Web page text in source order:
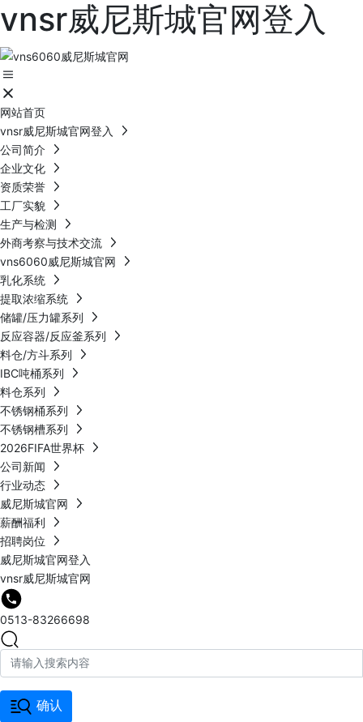
vnsr威尼斯城官网登入
网站首页
vnsr威尼斯城官网登入
公司简介
企业文化
资质荣誉
工厂实貌
生产与检测
外商考察与技术交流
vns6060威尼斯城官网
乳化系统
提取浓缩系统
储罐/压力罐系列
反应容器/反应釜系列
料仓/方斗系列
IBC吨桶系列
料仓系列
不锈钢桶系列
不锈钢槽系列
2026FIFA世界杯
公司新闻
行业动态
威尼斯城官网
薪酬福利
招聘岗位
威尼斯城官网登入
vnsr威尼斯城官网
0513-83266698
确认